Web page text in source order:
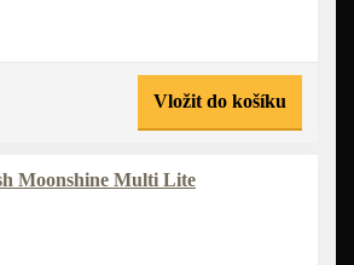
Vložit do košíku
Moonshine Multi Lite